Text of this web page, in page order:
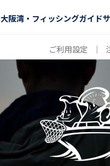
大阪湾・フィッシングガイ
ご利用設定 ｜